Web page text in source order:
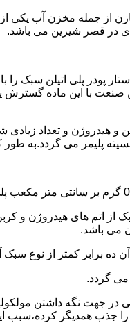
از جمله مخزن آب یکی
در قصر شیرین می باشد.
صنعت با این ماده گسترش
و هیدروژن و تعداد
کلی به پلی اتیلن های با دانسیته 0.910 تا
می باشد.
ده برابر کمتر از نوع
می گردد.
در جهت نگه داشتن
جذب همدیگر کرده،سبب